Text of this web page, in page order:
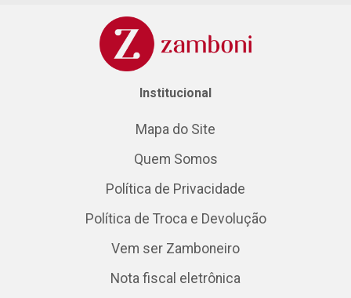
Institucional
Mapa do Site
Quem Somos
Política de Privacidade
Política de Troca e Devolução
Vem ser Zamboneiro
Nota fiscal eletrônica